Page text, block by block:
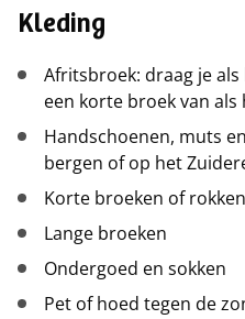
Kleding
Afritsbroek: draag je
een korte broek van als
Handschoenen, muts
bergen of op het
Korte broeken of rokken
Lange broeken
Ondergoed en sokken
Pet of hoed tegen de